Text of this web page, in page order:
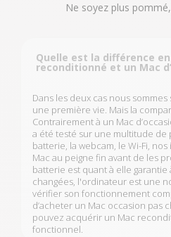
Ne soyez plus
Quelle est la différence
reconditionné et un Mac
Dans les deux cas nous
une première vie. Mais la
Contrairement à un Mac
a été testé sur une multitude de
batterie, la webcam, le Wi-Fi,
Mac au peigne fin avant de les
batterie est quant à elle garantie
changées, l'ordinateur est une
vérifier son fonctionnement
d’acheter un Mac occasion pas
pouvez acquérir un Mac
fonctionnel.